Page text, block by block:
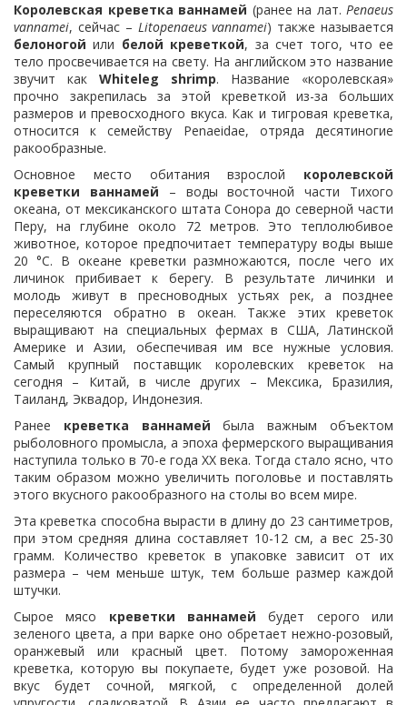
Королевская креветка ваннамей (ранее на лат. Penaeus
vannamei, сейчас – Litopenaeus vannamei) также называется
белоногой или белой креветкой, за счет того, что ее
тело просвечивается на свету. На английском это название
звучит как Whiteleg shrimp. Название «королевская»
прочно закрепилась за этой креветкой из-за больших
размеров и превосходного вкуса. Как и тигровая креветка,
относится к семейству Penaeidae, отряда десятиногие
ракообразные.
Основное место обитания взрослой королевской
креветки ваннамей – воды восточной части Тихого
океана, от мексиканского штата Сонора до северной части
Перу, на глубине около 72 метров. Это теплолюбивое
животное, которое предпочитает температуру воды выше
20 °C. В океане креветки размножаются, после чего их
личинок прибивает к берегу. В результате личинки и
молодь живут в пресноводных устьях рек, а позднее
переселяются обратно в океан. Также этих креветок
выращивают на специальных фермах в США, Латинской
Америке и Азии, обеспечивая им все нужные условия.
Самый крупный поставщик королевских креветок на
сегодня – Китай, в числе других – Мексика, Бразилия,
Таиланд, Эквадор, Индонезия.
Ранее креветка ваннамей была важным объектом
рыболовного промысла, а эпоха фермерского выращивания
наступила только в 70-е года ХХ века. Тогда стало ясно, что
таким образом можно увеличить поголовье и поставлять
этого вкусного ракообразного на столы во всем мире.
Эта креветка способна вырасти в длину до 23 сантиметров,
при этом средняя длина составляет 10-12 см, а вес 25-30
грамм. Количество креветок в упаковке зависит от их
размера – чем меньше штук, тем больше размер каждой
штучки.
Сырое мясо креветки ваннамей будет серого или
зеленого цвета, а при варке оно обретает нежно-розовый,
оранжевый или красный цвет. Потому замороженная
креветка, которую вы покупаете, будет уже розовой. На
вкус будет сочной, мягкой, с определенной долей